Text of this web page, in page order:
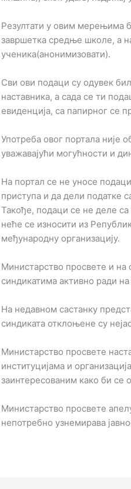
Резултати у овим мерењима
завршетка средње школе, а
ученика(анонимизовати).
Сви ови подаци су одувек
наставника, а сада се ти
евиденција, са папирног се
Употреба овог портала није
уважавајући могућности и
На портал се не уносе
приступа и да дели податке
Такође, подаци се не деле
неће се износити из
међународну организацију.
Министарство просвете и на
синдикатима активно ради
На недавном састанку
синдиката отклоњене су
Министарство просвете
институцијама и
заинтересованим како би се
Министарство просвете
непотребно узнемирава